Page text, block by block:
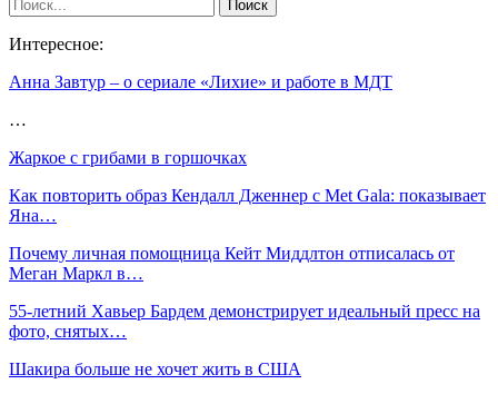
Интересное:
Анна Завтур – о сериале «Лихие» и работе в МДТ
…
Жаркое с грибами в горшочках
Как повторить образ Кендалл Дженнер с Met Gala: показывает
Яна…
Почему личная помощница Кейт Миддлтон отписалась от
Меган Маркл в…
55-летний Хавьер Бардем демонстрирует идеальный пресс на
фото, снятых…
Шакира больше не хочет жить в США